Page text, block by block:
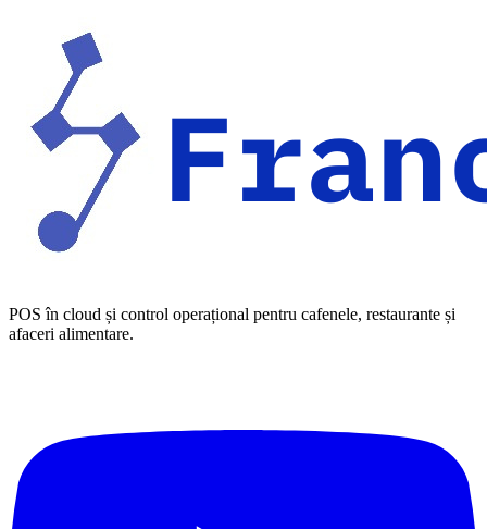
POS în cloud și control operațional pentru cafenele, restaurante și
afaceri alimentare.